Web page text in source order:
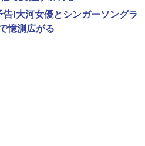
!大河女優とシンガーソングラ
憶測広がる